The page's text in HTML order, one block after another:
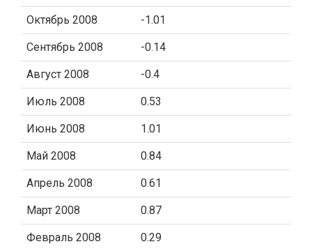
Октябрь 2008 -1.01
Сентябрь 2008 -0.14
Август 2008 -0.4
Июль 2008 0.53
Июнь 2008 1.01
Май 2008 0.84
Апрель 2008 0.61
Март 2008 0.87
Февраль 2008 0.29